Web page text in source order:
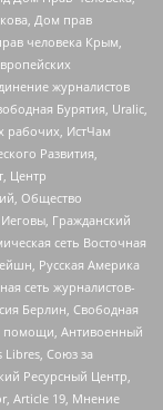
Дом прав
человека Крым,
журналистов
Бурятия, Uralic,
рабочих, ИстЧам
Развития,
Центр
Общество
Гражданский
сеть Восточная
Русская Америка
сеть журналистов-
Берлин, Свободная
помощи, Антивоенный
Libres, Союз за
Ресурсный Центр,
Article 19, Мнение